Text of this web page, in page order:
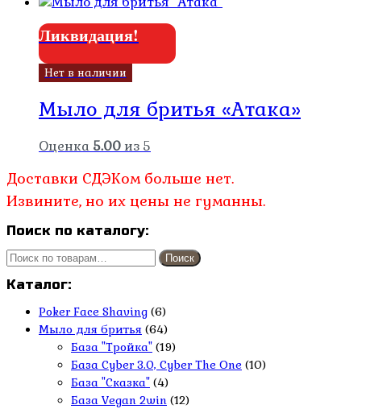
Ликвидация!
Нет в наличии
Мыло для бритья «Атака»
Оценка 5.00 из 5
Доставки СДЭКом больше нет.
Извините, но их цены не гуманны.
Поиск по каталогу:
Искать: Поиск
Каталог:
Poker Face Shaving (6)
Мыло для бритья (64)
База "Тройка" (19)
База Cyber 3.0, Cyber The One (10)
База "Сказка" (4)
База Vegan 2win (12)